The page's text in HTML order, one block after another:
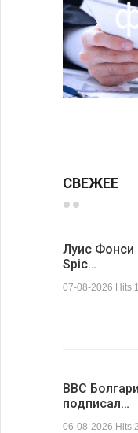
СВЕЖЕЕ
Луис Фонси
Spic…
07-08-2026
ВВС
подписал…
06-08-2026